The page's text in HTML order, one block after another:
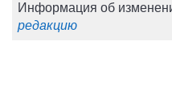
Информация об
редакцию